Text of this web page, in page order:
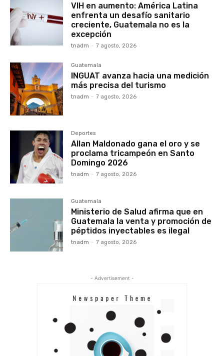
VIH en aumento: América Latina
enfrenta un desafío sanitario
creciente, Guatemala no es la
excepción
tnadm - 7 agosto, 2026
Guatemala
INGUAT avanza hacia una medición
más precisa del turismo
tnadm - 7 agosto, 2026
Deportes
Allan Maldonado gana el oro y se
proclama tricampeón en Santo
Domingo 2026
tnadm - 7 agosto, 2026
Guatemala
Ministerio de Salud afirma que en
Guatemala la venta y promoción de
péptidos inyectables es ilegal
tnadm - 7 agosto, 2026
- Advertisement -